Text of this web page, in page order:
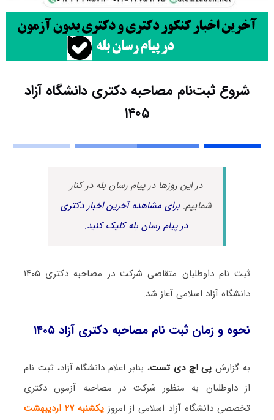
شروع ثبت‌نام مصاحبه دکتری دانشگاه آزاد
۱۴۰۵
در این روزها در پیام رسان بله در کنار
شماییم.برای مشاهده آخرین اخبار دکتری
در پیام رسان بله کلیک کنید.
ثبت نام داوطلبان متقاضی شرکت در مصاحبه دکتری ۱۴۰۵
دانشگاه آزاد اسلامی آغاز شد.
نحوه و زمان ثبت‌ نام مصاحبه دکتری آزاد ۱۴۰۵
به گزارش پی اچ دی تست، بنابر اعلام دانشگاه آزاد، ثبت نام
از داوطلبان به منظور شرکت در مصاحبه آزمون دکتری
تخصصی دانشگاه آزاد اسلامی از امروز
یکشنبه ۲۷ اردیبهشت